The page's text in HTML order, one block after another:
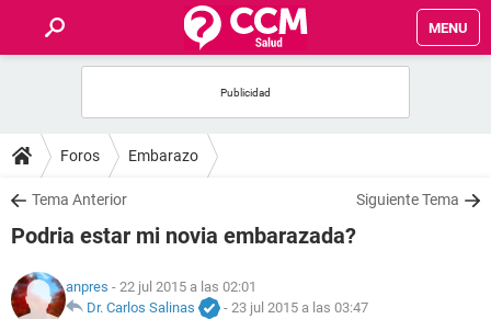
MENU
FOROS
SALUD
NUTRICIÓN
Foros Embarazo
Tema Anterior Siguiente Tema
Podria estar mi novia embarazada?
anpres - 22 jul 2015 a las 02:01
Dr. Carlos Salinas
- 23 jul 2015 a las 03:47